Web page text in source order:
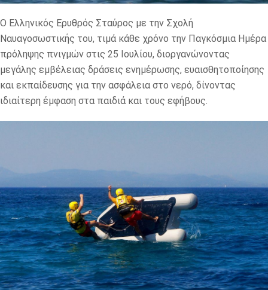
Ο Ελληνικός Ερυθρός Σταύρος με την Σχολή
Ναυαγοσωστικής του, τιμά κάθε χρόνο την Παγκόσμια Ημέρα
πρόληψης πνιγμών στις 25 Ιουλίου, διοργανώνοντας
μεγάλης εμβέλειας δράσεις ενημέρωσης, ευαισθητοποίησης
και εκπαίδευσης για την ασφάλεια στο νερό, δίνοντας
ιδιαίτερη έμφαση στα παιδιά και τους εφήβους.